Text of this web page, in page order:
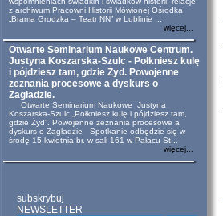
z archiwum Pracowni Historii Mówionej Ośrodka
„Brama Grodzka – Teatr NN” w Lublinie ...
więcej...
Otwarte Seminarium Naukowe Centrum.
Justyna Koszarska-Szulc - Połkniesz kulę
i pójdziesz tam, gdzie Żyd. Powojenne
zeznania procesowe a dyskurs o
Zagładzie.
Otwarte Seminarium Naukowe Justyna
Koszarska-Szulc „Połkniesz kulę i pójdziesz tam,
gdzie Żyd”. Powojenne zeznania procesowe a
dyskurs o Zagładzie Spotkanie odbędzie się w
środę 15 kwietnia br. w sali 161 w Pałacu St...
więcej...
subskrybuj
NEWSLETTER